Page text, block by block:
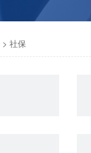
> 社保